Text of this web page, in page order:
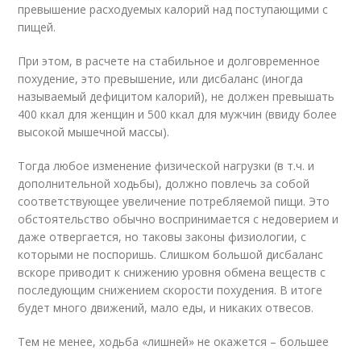
превышение расходуемых калорий над поступающими с
пищей.
При этом, в расчете на стабильное и долговременное
похудение, это превышение, или дисбаланс (иногда
называемый дефицитом калорий), не должен превышать
400 ккал для женщин и 500 ккал для мужчин (ввиду более
высокой мышечной массы).
Тогда любое изменение физической нагрузки (в т.ч. и
дополнительной ходьбы), должно повлечь за собой
соответствующее увеличение потребляемой пищи. Это
обстоятельство обычно воспринимается с недоверием и
даже отвергается, но таковы законы физиологии, с
которыми не поспоришь. Слишком большой дисбаланс
вскоре приводит к снижению уровня обмена веществ с
последующим снижением скорости похудения. В итоге
будет много движений, мало еды, и никаких отвесов.
Тем не менее, ходьба «лишней» не окажется – большее